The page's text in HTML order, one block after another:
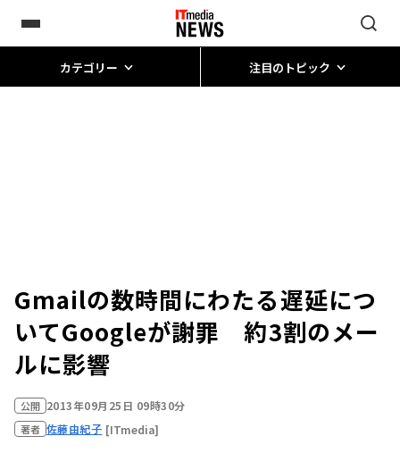
カテゴリー 注目のトピック
Gmailの数時間にわたる遅延につ
いてGoogleが謝罪 約3割のメー
ルに影響
公開 2013年09月25日 09時30分
著者 佐藤由紀子 [ITmedia]